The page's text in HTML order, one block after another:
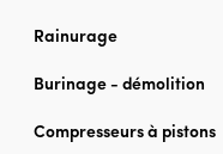
Rainurage
Burinage - démolition
Compresseurs à pistons